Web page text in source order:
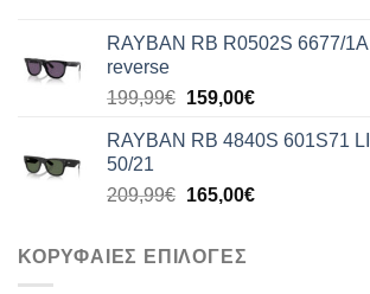
176,99€.είναι:
RAYBAN RB R0502S 6677/
reverse
199,99€ Original
was:
159,00€Η
τιμή
159,00€.
RAYBAN RB 4840S 601S71
50/21
209,99€ Original
209,99€.
165,00€Η
ΚΟΡΥΦΑΙΕΣ ΕΠΙΛΟΓΕΣ